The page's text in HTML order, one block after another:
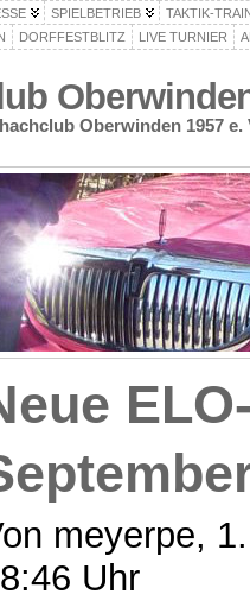
SPIELBETRIEB
TAKTIK-
DORFFESTBLITZ LIVE TURNIER
Oberwinden 1957 e.
meyerpe,
Uhr